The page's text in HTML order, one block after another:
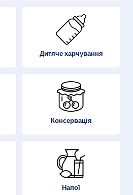
Дитяче харчування
Консервація
Напої